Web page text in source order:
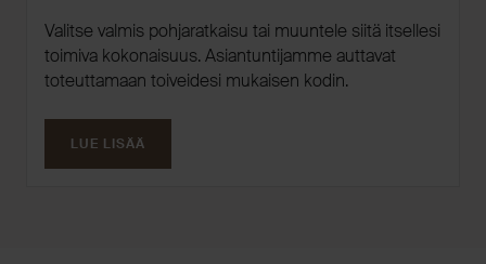
Valitse valmis pohjaratkaisu tai muuntele siitä itsellesi
toimiva kokonaisuus. Asiantuntijamme auttavat
toteuttamaan toiveidesi mukaisen kodin.
LUE LISÄÄ